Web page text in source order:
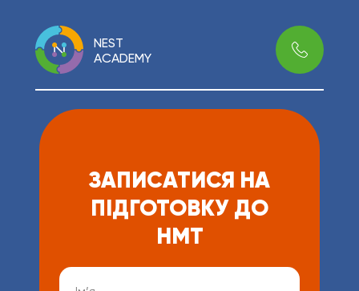
ЗАПИСАТИСЯ НА
ПІДГОТОВКУ ДО
НМТ
NEST
ACADEMY